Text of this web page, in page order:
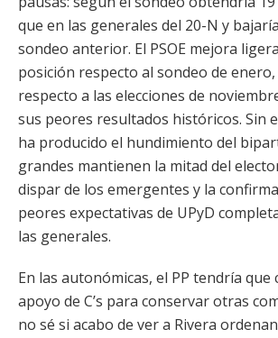
que en las generales del 20-N y
sondeo anterior. El PSOE mejora
posición respecto al sondeo de
respecto a las elecciones de
sus peores resultados históricos. Sin
ha producido el hundimiento del
grandes mantienen la mitad del
dispar de los emergentes y la
peores expectativas de UPyD
las generales.
En las autonómicas, el PP tendría que
apoyo de C’s para conservar otras
no sé si acabo de ver a Rivera